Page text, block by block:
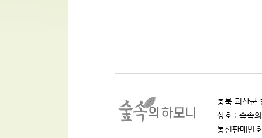
충북 괴산군
상호 : 숲속
통신판매번